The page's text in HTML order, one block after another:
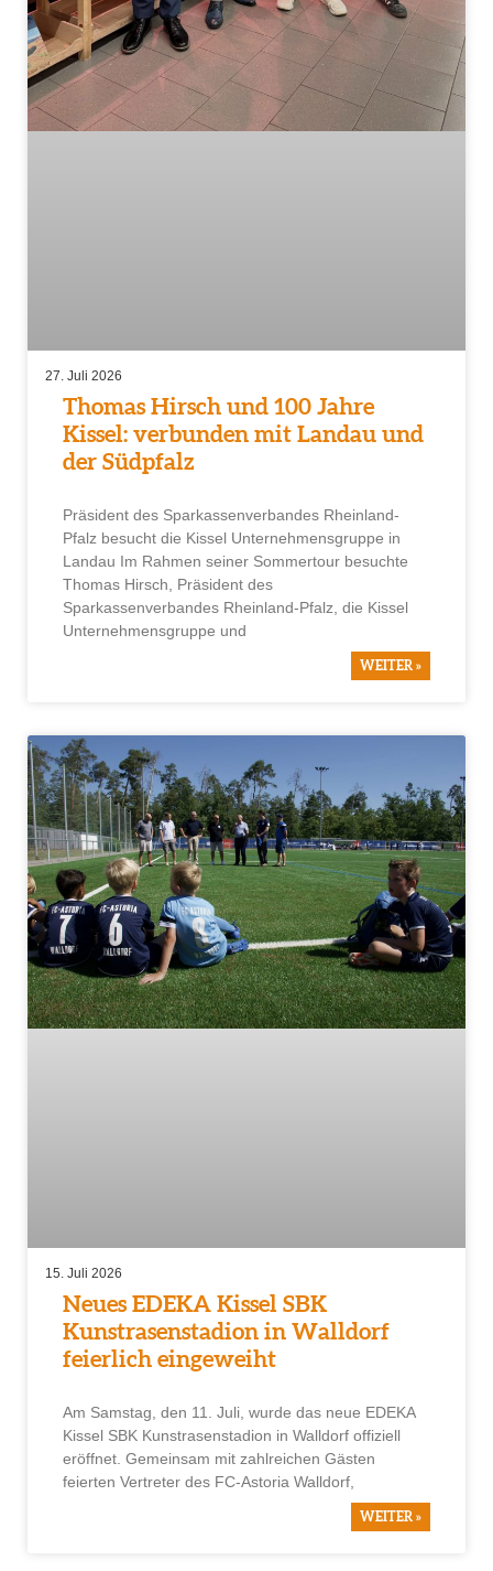
Thomas Hirsch und 100 Jahre
Kissel: verbunden mit Landau und
der Südpfalz
Präsident des Sparkassenverbandes Rheinland-
Pfalz besucht die Kissel Unternehmensgruppe in
Landau Im Rahmen seiner Sommertour besuchte
Thomas Hirsch, Präsident des
Sparkassenverbandes Rheinland-Pfalz, die Kissel
Unternehmensgruppe und
WEITER »
27. Juli 2026
Neues EDEKA Kissel SBK
Kunstrasenstadion in Walldorf
feierlich eingeweiht
Am Samstag, den 11. Juli, wurde das neue EDEKA
Kissel SBK Kunstrasenstadion in Walldorf offiziell
eröffnet. Gemeinsam mit zahlreichen Gästen
feierten Vertreter des FC-Astoria Walldorf,
WEITER »
15. Juli 2026